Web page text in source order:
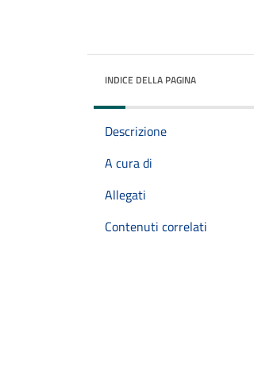
INDICE DELLA PAGINA
Descrizione
A cura di
Allegati
Contenuti correlati